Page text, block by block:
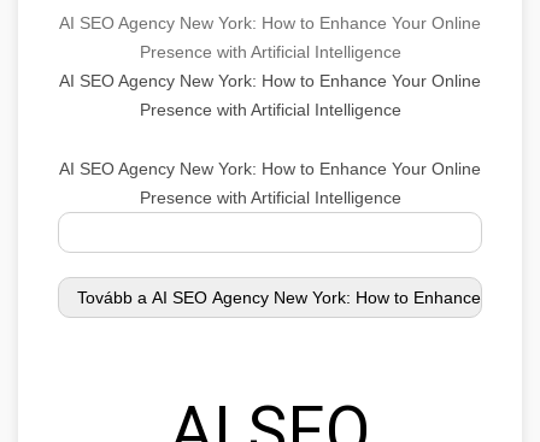
AI SEO Agency New York: How to Enhance Your Online
Presence with Artificial Intelligence
AI SEO Agency New York: How to Enhance Your Online
Presence with Artificial Intelligence
AI SEO Agency New York: How to Enhance Your Online
Presence with Artificial Intelligence